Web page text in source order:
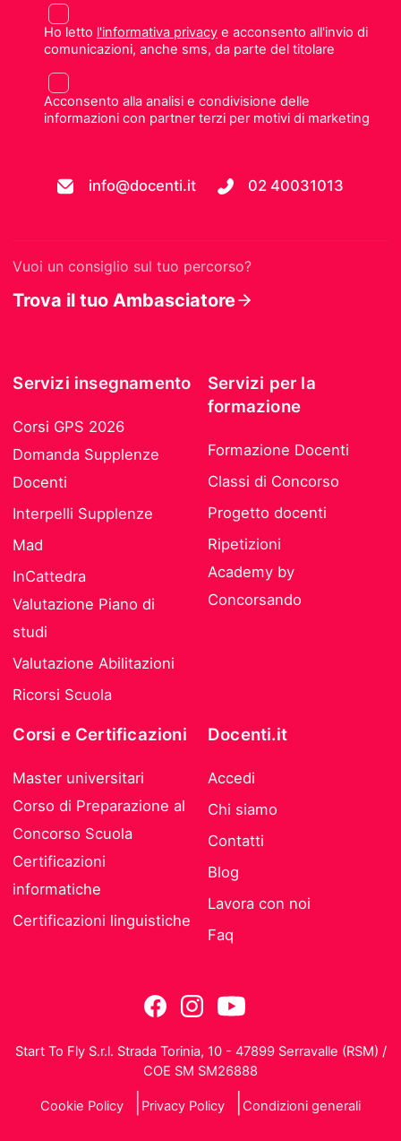
Ho letto l'informativa privacye acconsento all'invio di
comunicazioni, anche sms, da parte del titolare
Acconsento alla analisi e condivisione delle
informazioni con partner terzi per motivi di marketing
info@docenti.it 02 40031013
Vuoi un consiglio sul tuo percorso?
Trova il tuo Ambasciatore
Servizi insegnamento
Corsi GPS 2026
Domanda Supplenze
Docenti
Interpelli Supplenze
Mad
InCattedra
Valutazione Piano di
studi
Valutazione Abilitazioni
Ricorsi Scuola
Servizi per la
formazione
Formazione Docenti
Classi di Concorso
Progetto docenti
Ripetizioni
Academy by
Concorsando
Corsi e Certificazioni
Master universitari
Corso di Preparazione al
Concorso Scuola
Certificazioni
informatiche
Certificazioni linguistiche
Docenti.it
Accedi
Chi siamo
Contatti
Blog
Lavora con noi
Faq
Start To Fly S.r.l. Strada Torinia, 10 - 47899 Serravalle (RSM) /
COE SM SM26888
Cookie Policy Privacy Policy Condizioni generali